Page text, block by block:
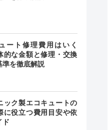
ート修理費用はいく
的な金額と修理・交換
準を徹底解説
ック製エコキュートの
に役立つ費用目安や依
ド